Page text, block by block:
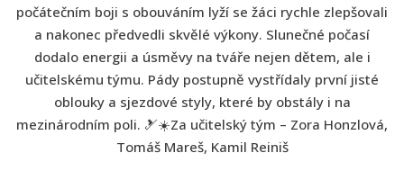
počátečním boji s obouváním lyží se žáci rychle zlepšovali
a nakonec předvedli skvělé výkony. Slunečné počasí
dodalo energii a úsměvy na tváře nejen dětem, ale i
učitelskému týmu. Pády postupně vystřídaly první jisté
oblouky a sjezdové styly, které by obstály i na
mezinárodním poli. 🎿☀️Za učitelský tým – Zora Honzlová,
Tomáš Mareš, Kamil Reiniš